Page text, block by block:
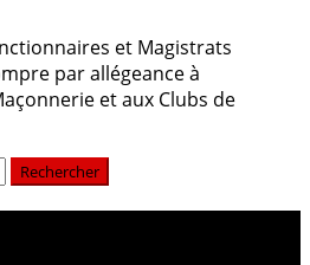
et Magistrats
par allégeance à
et aux Clubs de